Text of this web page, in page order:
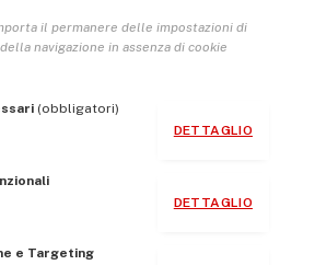
Culturale
autori
il permanere delle impostazioni di
navigazione in assenza di cookie
(obbligatori)
DETTAGLIO
DETTAGLIO
e Targeting